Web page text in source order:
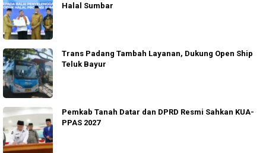
Halal Sumbar
Trans Padang Tambah Layanan, Dukung Open Ship
Teluk Bayur
Pemkab Tanah Datar dan DPRD Resmi Sahkan KUA-
PPAS 2027